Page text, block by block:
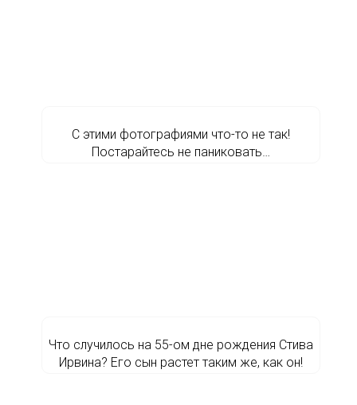
С этими фотографиями что-то не так!
Постарайтесь не паниковать…
Что случилось на 55-ом дне рождения Стива
Ирвина? Его сын растет таким же, как он!